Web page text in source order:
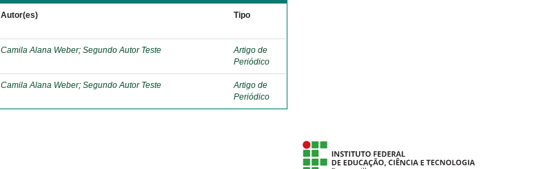
Autor(es) Tipo
Camila Alana Weber;Segundo Autor Teste
Artigo de
Periódico
Camila Alana Weber;Segundo Autor Teste
Artigo de
Periódico